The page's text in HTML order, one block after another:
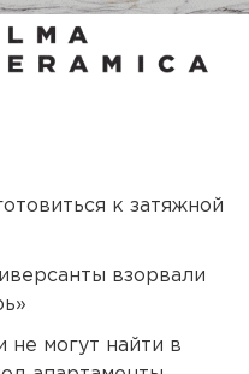
к затяжной
взорвали
могут найти в